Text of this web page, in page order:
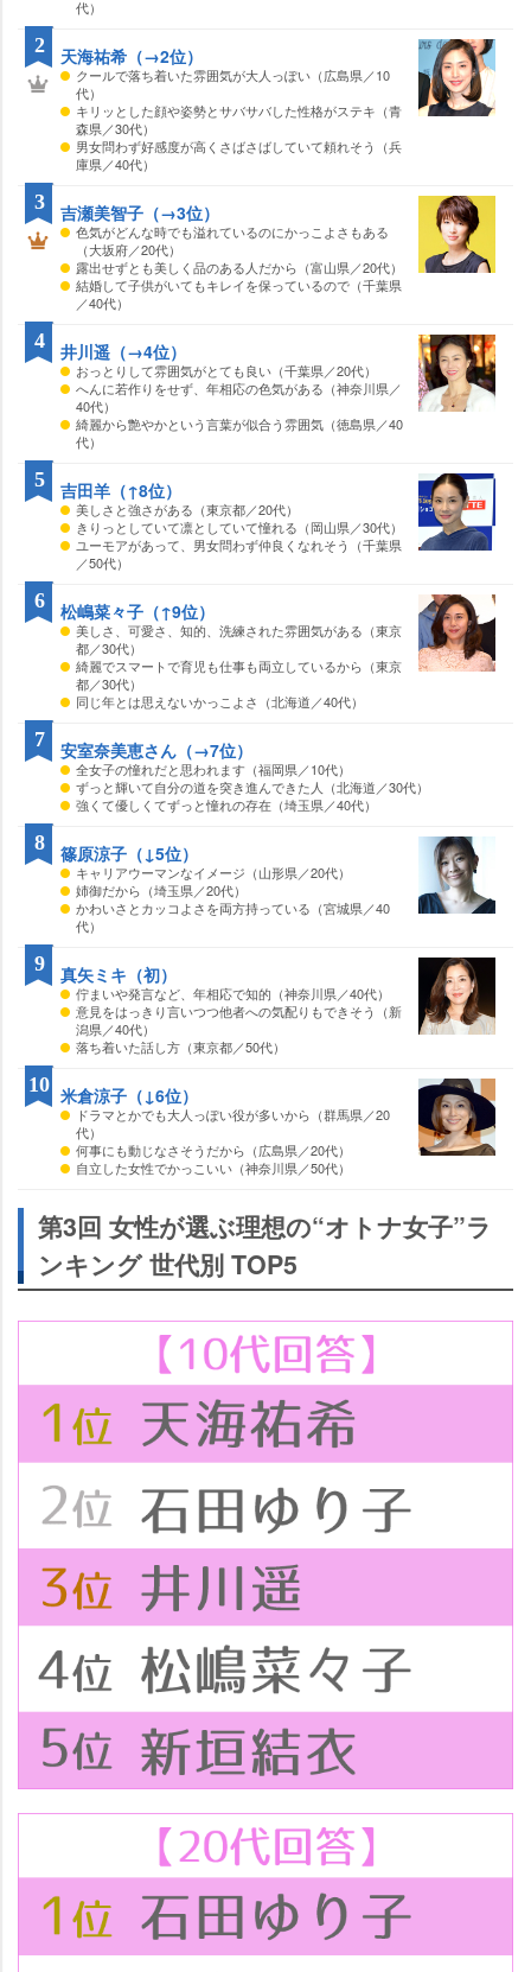
代）
天海祐希（→2位）
クールで落ち着いた雰囲気が大人っぽい（広島県／10
代）
キリッとした顔や姿勢とサバサバした性格がステキ（青
森県／30代）
男女問わず好感度が高くさばさばしていて頼れそう（兵
庫県／40代）
2
吉瀬美智子（→3位）
色気がどんな時でも溢れているのにかっこよさもある
（大坂府／20代）
露出せずとも美しく品のある人だから（富山県／20代）
結婚して子供がいてもキレイを保っているので（千葉県
／40代）
3
井川遥（→4位）
おっとりして雰囲気がとても良い（千葉県／20代）
へんに若作りをせず、年相応の色気がある（神奈川県／
40代）
綺麗から艶やかという言葉が似合う雰囲気（徳島県／40
代）
4
吉田羊（↑8位）
美しさと強さがある（東京都／20代）
きりっとしていて凛としていて憧れる（岡山県／30代）
ユーモアがあって、男女問わず仲良くなれそう（千葉県
／50代）
5
松嶋菜々子（↑9位）
美しさ、可愛さ、知的、洗練された雰囲気がある（東京
都／30代）
綺麗でスマートで育児も仕事も両立しているから（東京
都／30代）
同じ年とは思えないかっこよさ（北海道／40代）
6
安室奈美恵さん（→7位）
全女子の憧れだと思われます（福岡県／10代）
ずっと輝いて自分の道を突き進んできた人（北海道／30代）
強くて優しくてずっと憧れの存在（埼玉県／40代）
7
篠原涼子（↓5位）
キャリアウーマンなイメージ（山形県／20代）
姉御だから（埼玉県／20代）
かわいさとカッコよさを両方持っている（宮城県／40
代）
8
真矢ミキ（初）
佇まいや発言など、年相応で知的（神奈川県／40代）
意見をはっきり言いつつ他者への気配りもできそう（新
潟県／40代）
落ち着いた話し方（東京都／50代）
9
米倉涼子（↓6位）
ドラマとかでも大人っぽい役が多いから（群馬県／20
代）
何事にも動じなさそうだから（広島県／20代）
自立した女性でかっこいい（神奈川県／50代）
10
第3回 女性が選ぶ理想の“オトナ女子”ラ
ンキング 世代別 TOP5